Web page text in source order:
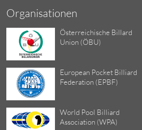
Organisationen
Österreichische Billard
Union (ÖBU)
European Pocket Billiard
Federation (EPBF)
World Pool Billiard
Association (WPA)